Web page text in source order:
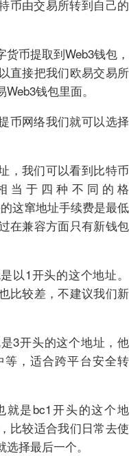
币由交易所转到自己的
币提取到Web3钱包，
直接把我们欧易交易所
钱包里面。
币网络我们就可以选择
，我们可以看到比特币
当于四种不同的格
这窜地址手续费是最低
在兼容方面只有新钱包
以1开头的这个地址。
比较差，不建议我们新
3开头的这个地址，他
，适合跨平台安全转
就是bc1开头的这个地
比较适合我们日常去使
择最后一个。